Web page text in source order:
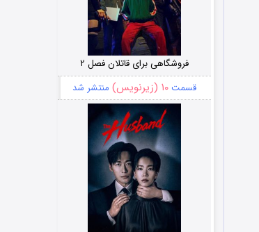
فروشگاهی برای قاتلان فصل ۲
قسمت۱۰ (زیرنویس) منتشر شد